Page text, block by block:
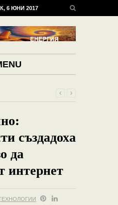
6 ЮНИ 2017
създадоха
да
интернет